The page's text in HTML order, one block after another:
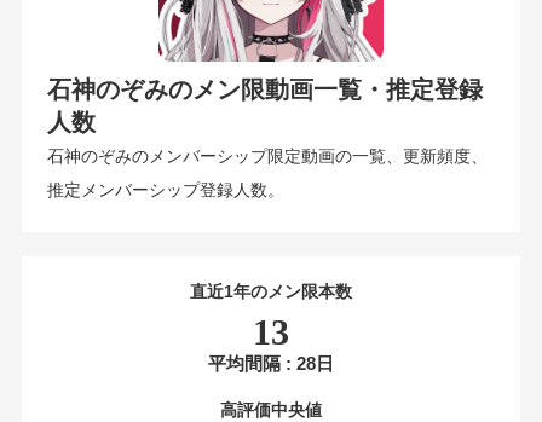
石神のぞみのメン限動画一覧・推定登録
人数
石神のぞみのメンバーシップ限定動画の一覧、更新頻度、
推定メンバーシップ登録人数。
直近1年のメン限本数
13
平均間隔 : 28日
高評価中央値